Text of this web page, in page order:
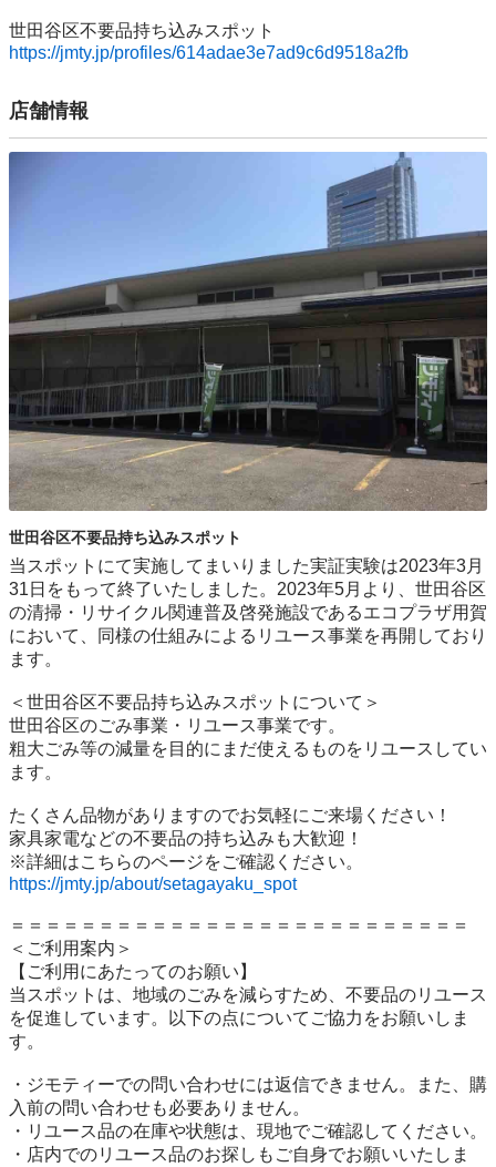
https://jmty.jp/profiles/614adae3e7ad9c6d9518a2fb
店舗情報
世田谷区不要品持ち込みスポット
当スポットにて実施してまいりました実証実験は2023年3月
31日をもって終了いたしました。2023年5月より、世田谷区
の清掃・リサイクル関連普及啓発施設であるエコプラザ用賀
において、同様の仕組みによるリユース事業を再開しており
ます。
＜世田谷区不要品持ち込みスポットについて＞
世⽥⾕区のごみ事業・リユース事業です。
粗⼤ごみ等の減量を⽬的にまだ使えるものをリユースしてい
ます。
たくさん品物がありますのでお気軽にご来場ください！
家具家電などの不要品の持ち込みも大歓迎！
https://jmty.jp/about/setagayaku_spot
＝＝＝＝＝＝＝＝＝＝＝＝＝＝＝＝＝＝＝＝＝＝＝＝＝＝
＜ご利用案内＞
【ご利用にあたってのお願い】
当スポットは、地域のごみを減らすため、不要品のリユース
を促進しています。以下の点についてご協力をお願いしま
す。
・ジモティーでの問い合わせには返信できません。また、購
入前の問い合わせも必要ありません。
・リユース品の在庫や状態は、現地でご確認してください。
・店内でのリユース品のお探しもご自身でお願いいたしま